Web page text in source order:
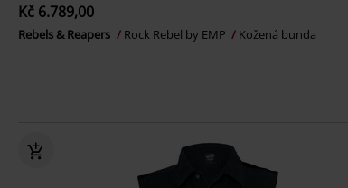
Kč 6.789,00
Rebels & Reapers Rock Rebel by EMP Kožená bunda